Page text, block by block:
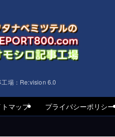
工場：Re:vision 6.0
マップ プライバシーポリシー